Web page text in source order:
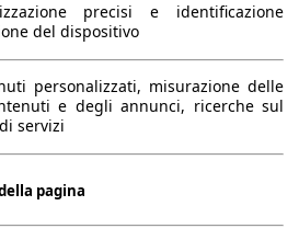
4380 mm
1260 mm
1800 mm
2480 mm
-
2
precisi e identificazione
del dispositivo
personalizzati, misurazione delle
e degli annunci, ricerche sul
servizi
pagina